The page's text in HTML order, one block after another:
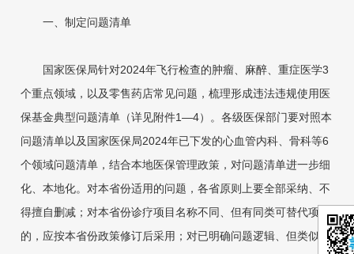
一、制定问题清单
国家医保局针对2024年飞行检查的肿瘤、麻醉、重症医学3
个重点领域，以及零售药店常见问题，梳理形成违法违规使用医
保基金典型问题清单（详见附件1—4）。各级医保部门要对照本
问题清单以及国家医保局2024年已下发的心血管内科、骨科等6
个领域问题清单，结合本地医保管理政策，对问题清单进一步细
化、本地化。对本省份适用的问题，各省原则上要全部采纳、不
得擅自删减；对本省份诊疗项目名称不同、但有同类可替代项目
的，应按本省份政策修订后采用；对已明确问题逻辑、但类似情